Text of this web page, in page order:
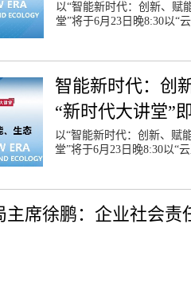
以“智能新时代：创新、赋
堂”将于6月23日晚8:30以“
智能新时代：创
“新时代大讲堂”
以“智能新时代：创新、赋
堂”将于6月23日晚8:30以“
主席徐鹏：企业社会